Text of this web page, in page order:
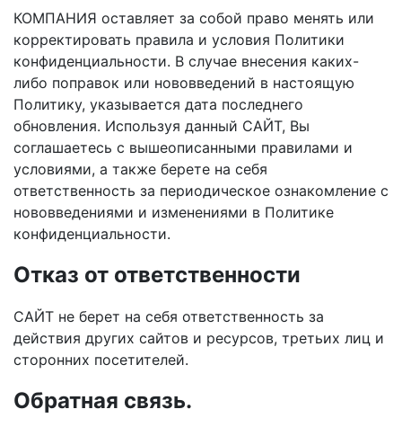
КОМПАНИЯ оставляет за собой право менять или
корректировать правила и условия Политики
конфиденциальности. В случае внесения каких-
либо поправок или нововведений в настоящую
Политику, указывается дата последнего
обновления. Используя данный САЙТ, Вы
соглашаетесь с вышеописанными правилами и
условиями, а также берете на себя
ответственность за периодическое ознакомление с
нововведениями и изменениями в Политике
конфиденциальности.
Отказ от ответственности
САЙТ не берет на себя ответственность за
действия других сайтов и ресурсов, третьих лиц и
сторонних посетителей.
Обратная связь.